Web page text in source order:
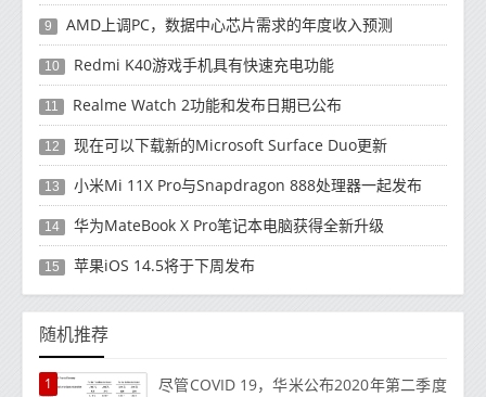
9 AMD上调PC，数据中心芯片需求的年度收入预测
10 Redmi K40游戏手机具有快速充电功能
11 Realme Watch 2功能和发布日期已公布
12 现在可以下载新的Microsoft Surface Duo更新
13 小米Mi 11X Pro与Snapdragon 888处理器一起发布
14 华为MateBook X Pro笔记本电脑获得全新升级
15 苹果iOS 14.5将于下周发布
随机推荐
1
尽管COVID 19，华米公布2020年第二季度